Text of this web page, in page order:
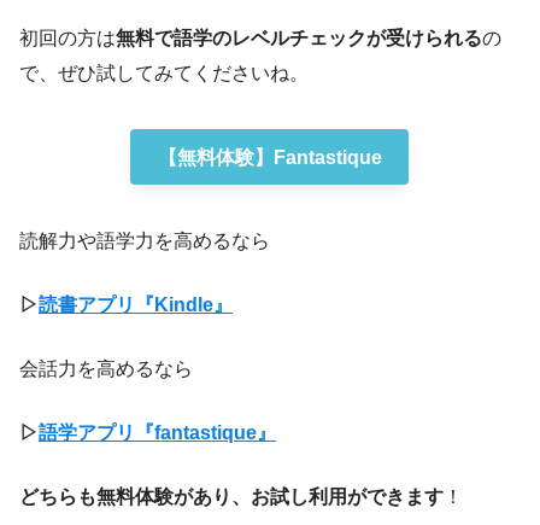
初回の方は無料で語学のレベルチェックが受けられるの
で、ぜひ試してみてくださいね。
【無料体験】Fantastique
読解力や語学力を高めるなら
▷読書アプリ『Kindle』
会話力を高めるなら
▷語学アプリ『fantastique』
どちらも無料体験があり、お試し利用ができます ！